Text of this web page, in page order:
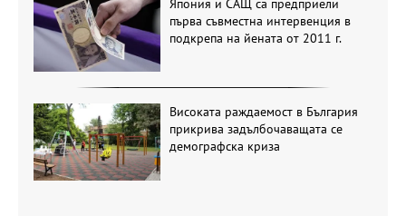
Япония и САЩ са предприели
първа съвместна интервенция в
подкрепа на йената от 2011 г.
Високата раждаемост в България
прикрива задълбочаващата се
демографска криза